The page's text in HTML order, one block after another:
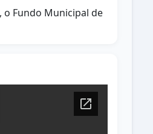
o Fundo Municipal de